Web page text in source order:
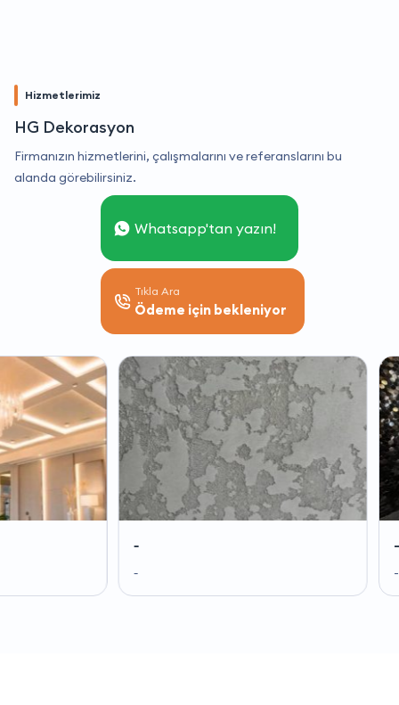
Hizmetlerimiz
HG Dekorasyon
Firmanızın hizmetlerini, çalışmalarını ve referanslarını bu
alanda görebilirsiniz.
Whatsapp'tan yazın!
Tıkla Ara
Ödeme için bekleniyor